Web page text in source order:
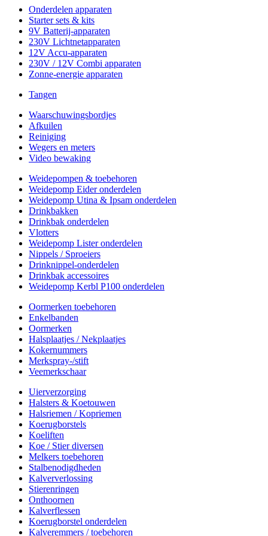
Onderdelen apparaten
Starter sets & kits
9V Batterij-apparaten
230V Lichtnetapparaten
12V Accu-apparaten
230V / 12V Combi apparaten
Zonne-energie apparaten
Tangen
Waarschuwingsbordjes
Afkuilen
Reiniging
Wegers en meters
Video bewaking
Weidepompen & toebehoren
Weidepomp Eider onderdelen
Weidepomp Utina & Ipsam onderdelen
Drinkbakken
Drinkbak onderdelen
Vlotters
Weidepomp Lister onderdelen
Nippels / Sproeiers
Drinknippel-onderdelen
Drinkbak accessoires
Weidepomp Kerbl P100 onderdelen
Oormerken toebehoren
Enkelbanden
Oormerken
Halsplaatjes / Nekplaatjes
Kokernummers
Merkspray-/stift
Veemerkschaar
Uierverzorging
Halsters & Koetouwen
Halsriemen / Kopriemen
Koerugborstels
Koeliften
Koe / Stier diversen
Melkers toebehoren
Stalbenodigdheden
Kalververlossing
Stierenringen
Onthoornen
Kalverflessen
Koerugborstel onderdelen
Kalveremmers / toebehoren